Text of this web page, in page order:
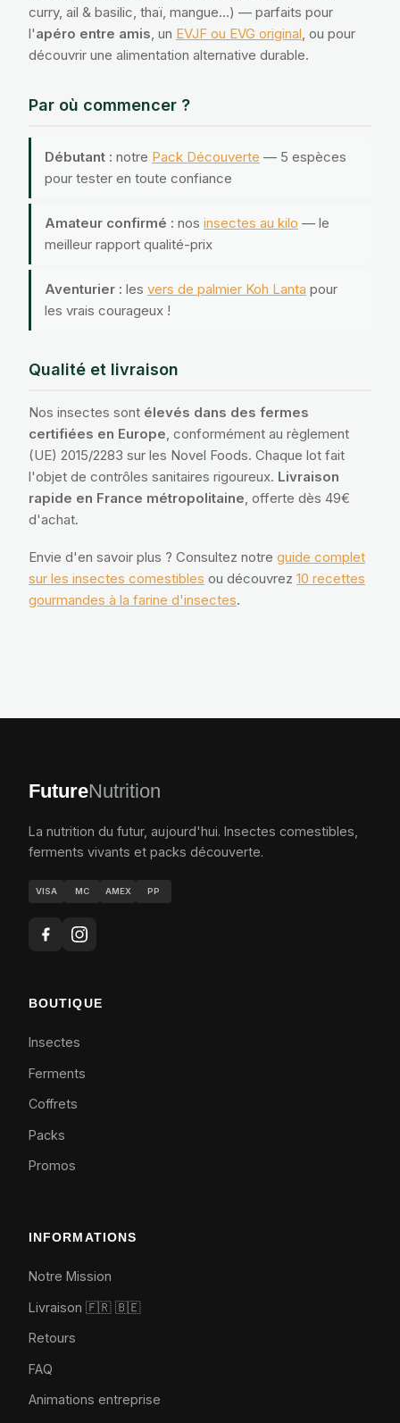
curry, ail & basilic, thaï, mangue…) — parfaits pour
l'apéro entre amis, un EVJF ou EVG original, ou pour
découvrir une alimentation alternative durable.
Par où commencer ?
Débutant : notre Pack Découverte — 5 espèces
pour tester en toute confiance
Amateur confirmé : nos insectes au kilo — le
meilleur rapport qualité-prix
Aventurier : les vers de palmier Koh Lanta pour
les vrais courageux !
Qualité et livraison
Nos insectes sont élevés dans des fermes
certifiées en Europe, conformément au règlement
(UE) 2015/2283 sur les Novel Foods. Chaque lot fait
l'objet de contrôles sanitaires rigoureux. Livraison
rapide en France métropolitaine, offerte dès 49€
d'achat.
Envie d'en savoir plus ? Consultez notre guide complet
sur les insectes comestibles ou découvrez 10 recettes
gourmandes à la farine d'insectes.
FutureNutrition
La nutrition du futur, aujourd'hui. Insectes comestibles,
ferments vivants et packs découverte.
VISA MC AMEX PP
BOUTIQUE
Insectes
Ferments
Coffrets
Packs
Promos
INFORMATIONS
Notre Mission
Livraison 🇫🇷 🇧🇪
Retours
FAQ
Animations entreprise